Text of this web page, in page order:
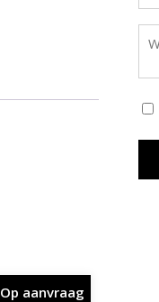
Op aanvraag